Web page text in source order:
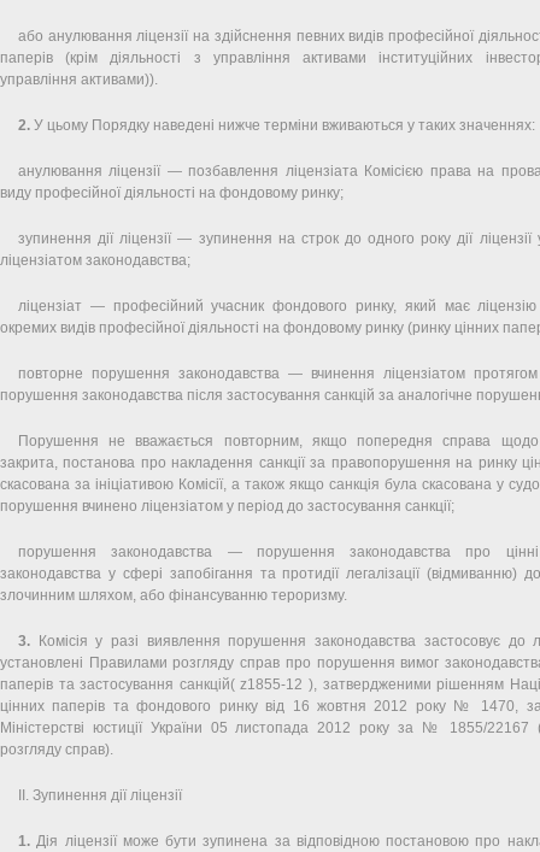
або анулювання ліцензії на здійснення певних видів професійної
паперів (крім діяльності з управління активами інституційних
управління активами)).
2. У цьому Порядку наведені нижче терміни вживаються у таких значеннях:
анулювання ліцензії — позбавлення ліцензіата Комісією права на
виду професійної діяльності на фондовому ринку;
зупинення дії ліцензії — зупинення на строк до одного року дії
ліцензіатом законодавства;
ліцензіат — професійний учасник фондового ринку, який має
окремих видів професійної діяльності на фондовому ринку (ринку цінних
повторне порушення законодавства — вчинення ліцензіатом
порушення законодавства після застосування санкцій за аналогічне
Порушення не вважається повторним, якщо попередня справа щодо
закрита, постанова про накладення санкції за правопорушення на ринку
скасована за ініціативою Комісії, а також якщо санкція була скасована у
порушення вчинено ліцензіатом у період до застосування санкції;
порушення законодавства — порушення законодавства про
законодавства у сфері запобігання та протидії легалізації (відмиванню)
злочинним шляхом, або фінансуванню тероризму.
3. Комісія у разі виявлення порушення законодавства застосовує до
установлені Правилами розгляду справ про порушення вимог
паперів та застосування санкцій( z1855-12 ), затвердженими рішенням
цінних паперів та фондового ринку від 16 жовтня 2012 року № 1470,
Міністерстві юстиції України 05 листопада 2012 року за № 1855/
розгляду справ).
ІІ. Зупинення дії ліцензії
1. Дія ліцензії може бути зупинена за відповідною постановою про